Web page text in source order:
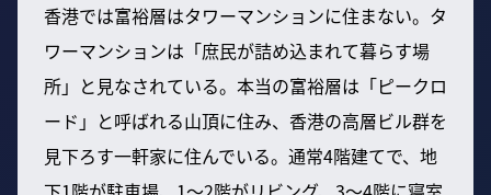
香港では富裕層はタワーマンションに住まない。タ
ワーマンションは「庶民が詰め込まれて暮らす場
所」と見なされている。本当の富裕層は「ピークロ
ード」と呼ばれる山頂に住み、香港の高層ビル群を
見下ろす一軒家に住んでいる。通常4階建てで、地